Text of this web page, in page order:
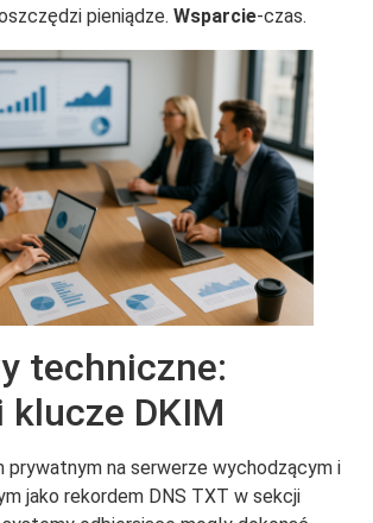
pieniądze. Wsparcie-czas.
techniczne:
klucze DKIM
prywatnym na serwerze wychodzącym i
jako rekordem DNS TXT w sekcji